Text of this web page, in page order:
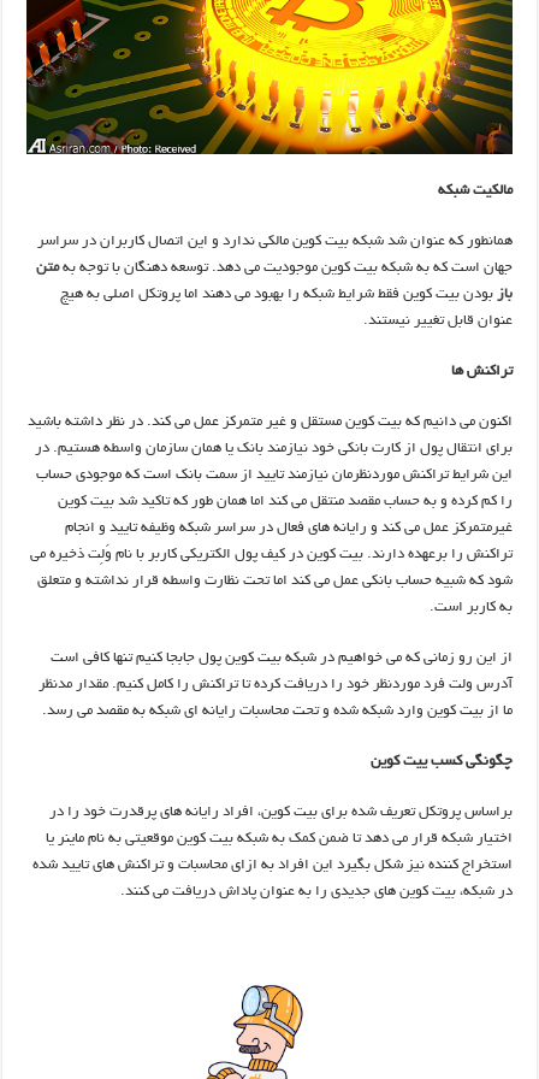
مالکیت شبکه
همانطور که عنوان شد شبکه بیت کوین مالکی ندارد و این اتصال کاربران در سراسر
جهان است که به شبکه بیت کوین موجودیت می دهد. توسعه دهنگان با توجه بهمتن
باز بودن بیت کوین فقط شرایط شبکه را بهبود می دهند اما پروتکل اصلی به هیچ
عنوان قابل تغییر نیستند.
تراکنش ها
اکنون می دانیم که بیت کوین مستقل و غیر متمرکز عمل می کند. در نظر داشته باشید
برای انتقال پول از کارت بانکی خود نیازمند بانک یا همان سازمان واسطه هستیم. در
این شرایط تراکنش موردنظرمان نیازمند تایید از سمت بانک است که موجودی حساب
را کم کرده و به حساب مقصد منتقل می کند اما همان طور که تاکید شد بیت کوین
غیرمتمرکز عمل می کند و رایانه های فعال در سراسر شبکه وظیفه تایید و انجام
تراکنش را برعهده دارند. بیت کوین در کیف پول الکتریکی کاربر با نام وَلِت ذخیره می
شود که شبیه حساب بانکی عمل می کند اما تحت نظارت واسطه قرار نداشته و متعلق
به کاربر است.
از این رو زمانی که می خواهیم در شبکه بیت کوین پول جابجا کنیم تنها کافی است
آدرس ولت فرد موردنظر خود را دریافت کرده تا تراکنش را کامل کنیم. مقدار مدنظر
ما از بیت کوین وارد شبکه شده و تحت محاسبات رایانه ای شبکه به مقصد می رسد.
چگونگی کسب ییت کوین
براساس پروتکل تعریف شده برای بیت کوین، افراد رایانه های پرقدرت خود را در
اختیار شبکه قرار می دهد تا ضمن کمک به شبکه بیت کوین موقعیتی به نام ماینر یا
استخراج کننده نیز شکل بگیرد این افراد به ازای محاسبات و تراکنش های تایید شده
در شبکه، بیت کوین های جدیدی را به عنوان پاداش دریافت می کنند.